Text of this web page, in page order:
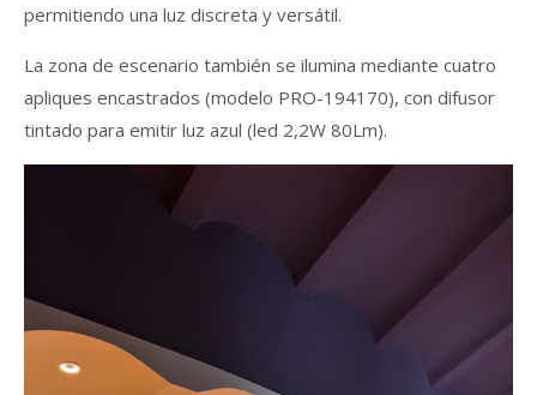
permitiendo una luz discreta y versátil.
La zona de escenario también se ilumina mediante cuatro
apliques encastrados (modelo PRO-194170), con difusor
tintado para emitir luz azul (led 2,2W 80Lm).